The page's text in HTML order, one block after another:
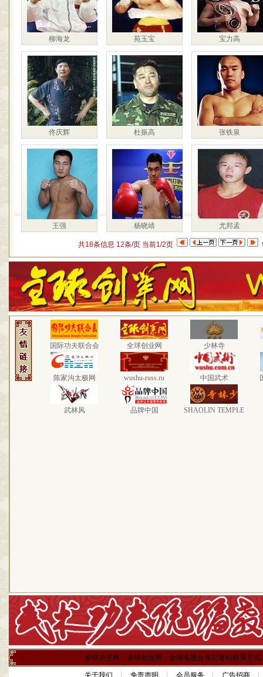
柳海龙 苑玉宝 宝力高
佟庆辉 杜振高 张铁泉
王强 杨晓靖 尤邦孟
共18条信息 12条/页 当前1/2页
国际功夫联合会 全球创业网 少林寺
陈家沟太极网 wushu-russ.ru 中国武术
武林风 品牌中国 SHAOLIN TEMPLE
全球功夫网、全球创业网、全球电视台各记者站联系方式
关于我们 免责声明 会员服务 广告招商